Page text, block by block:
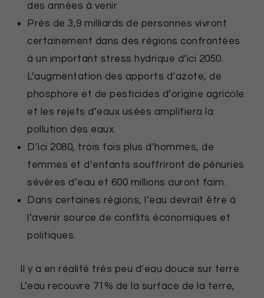
des années à venir
Près de 3,9 milliards de personnes vivront
certainement dans des régions confrontées
à un important stress hydrique d’ici 2050.
L’augmentation des apports d’azote, de
phosphore et de pesticides d’origine agricole
et les rejets d’eaux usées amplifiera la
pollution des eaux.
D’ici 2080, trois fois plus d’hommes, de
femmes et d’enfants souffriront de pénuries
sévères d’eau et 600 millions auront faim.
Dans certaines régions, l’eau devrait être à
l’avenir source de conflits économiques et
politiques.
Il y a en réalité très peu d’eau douce sur terre.
L’eau recouvre 71% de la surface de la terre,